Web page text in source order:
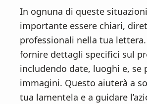
In ognuna di queste
importante essere chiari,
professionali nella tua
fornire dettagli specifici sul
includendo date, luoghi e, se
immagini. Questo aiuterà a
tua lamentela e a guidare